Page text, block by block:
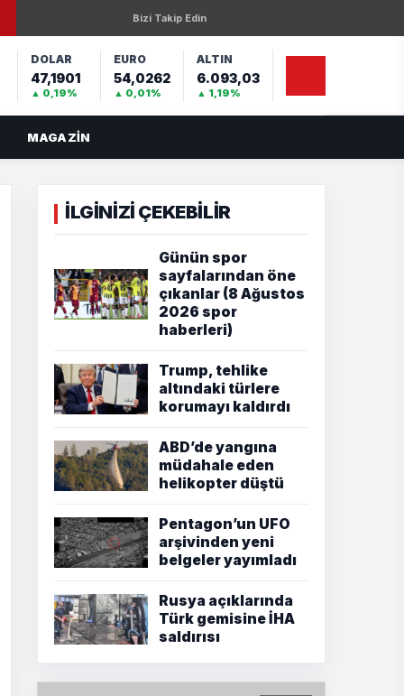
Bizi Takip Edin
DOLAR
47,1901
▲ 0,19%
EURO
54,0262
▲ 0,01%
ALTIN
6.093,03
▲ 1,19%
MAGAZIN
İLGİNİZİ ÇEKEBİLİR
Günün spor
sayfalarından öne
çıkanlar (8 Ağustos
2026 spor
haberleri)
Trump, tehlike
altındaki türlere
korumayı kaldırdı
ABD’de yangına
müdahale eden
helikopter düştü
Pentagon’un UFO
arşivinden yeni
belgeler yayımladı
Rusya açıklarında
Türk gemisine İHA
saldırısı